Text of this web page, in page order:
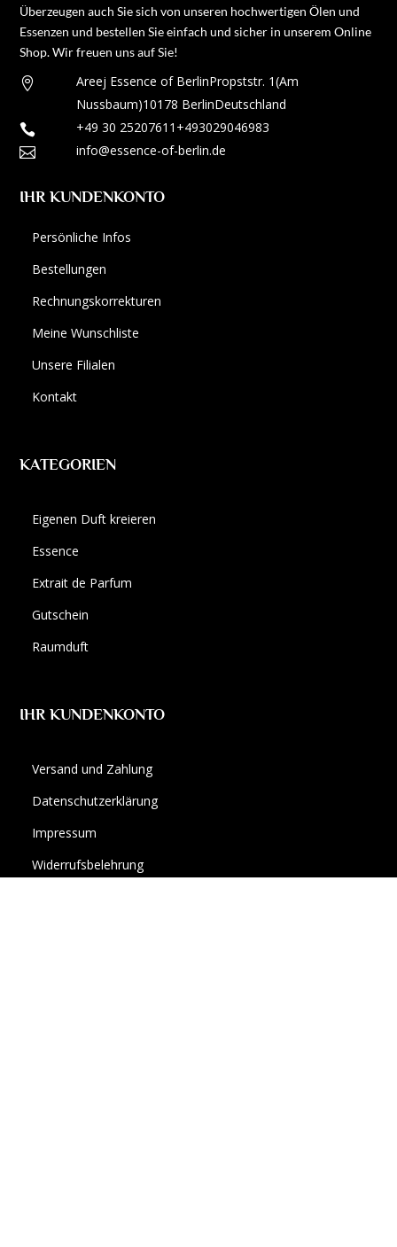
Überzeugen auch Sie sich von unseren hochwertigen Ölen und
Essenzen und bestellen Sie einfach und sicher in unserem Online
Shop. Wir freuen uns auf Sie!
 Areej Essence of BerlinPropststr. 1(Am
Nussbaum)10178 BerlinDeutschland
 +49 30 25207611 +493029046983
 info@essence-of-berlin.de
IHR KUNDENKONTO
Persönliche Infos
Bestellungen
Rechnungskorrekturen
Meine Wunschliste
Unsere Filialen
Kontakt
KATEGORIEN
Eigenen Duft kreieren
Essence
Extrait de Parfum
Gutschein
Raumduft
IHR KUNDENKONTO
Versand und Zahlung
Datenschutzerklärung
Impressum
Widerrufsbelehrung